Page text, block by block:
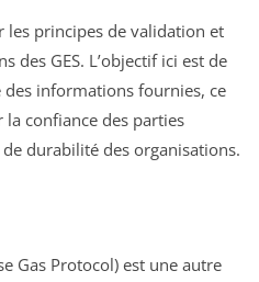
les principes de validation et
des GES. L’objectif ici est de
informations fournies, ce
confiance des parties
durabilité des organisations.
Gas Protocol) est une autre